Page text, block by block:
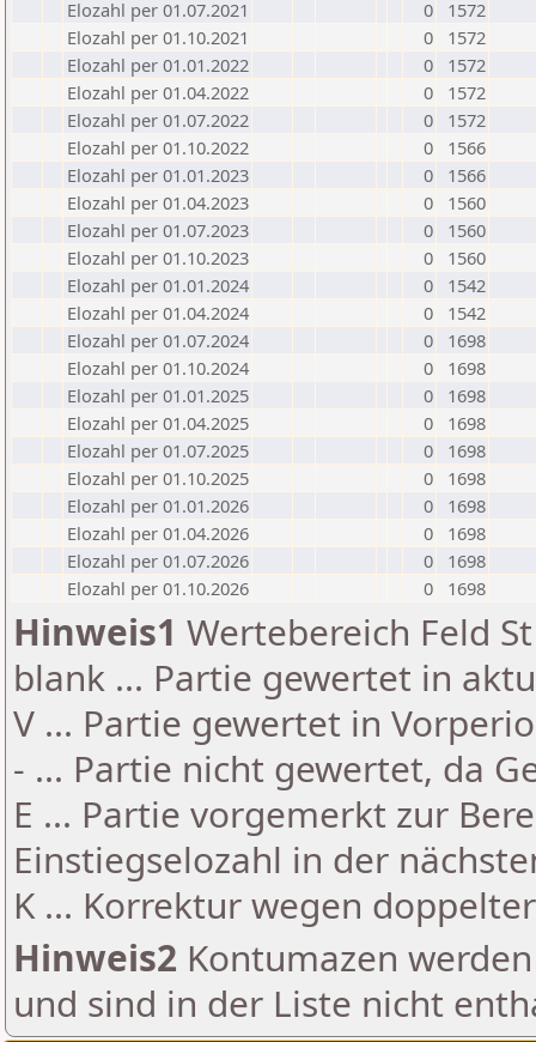
Elozahl per 01.07.2021
0
1572
Elozahl per 01.10.2021
0
1572
Elozahl per 01.01.2022
0
1572
Elozahl per 01.04.2022
0
1572
Elozahl per 01.07.2022
0
1572
Elozahl per 01.10.2022
0
1566
Elozahl per 01.01.2023
0
1566
Elozahl per 01.04.2023
0
1560
Elozahl per 01.07.2023
0
1560
Elozahl per 01.10.2023
0
1560
Elozahl per 01.01.2024
0
1542
Elozahl per 01.04.2024
0
1542
Elozahl per 01.07.2024
0
1698
Elozahl per 01.10.2024
0
1698
Elozahl per 01.01.2025
0
1698
Elozahl per 01.04.2025
0
1698
Elozahl per 01.07.2025
0
1698
Elozahl per 01.10.2025
0
1698
Elozahl per 01.01.2026
0
1698
Elozahl per 01.04.2026
0
1698
Elozahl per 01.07.2026
0
1698
Elozahl per 01.10.2026
0 1698
Hinweis1 Wertebereich Feld
blank ... Partie gewertet in
V ... Partie gewertet in
- ... Partie nicht gewertet, da
E ... Partie vorgemerkt zur
Einstiegselozahl in der
K ... Korrektur wegen
Hinweis2 Kontumazen
und sind in der Liste nicht